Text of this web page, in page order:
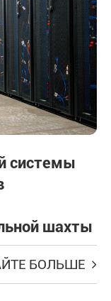
системы
шахты
БОЛЬШЕ